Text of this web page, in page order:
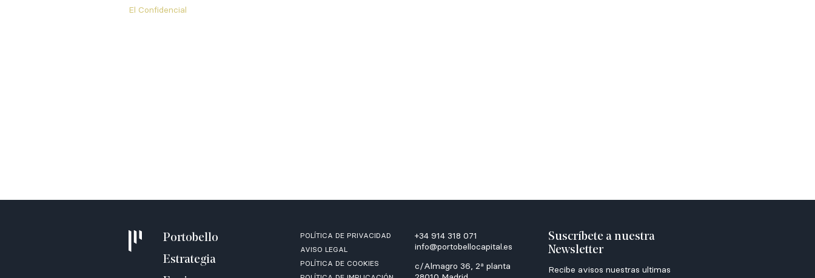
El Confidencial
Portobello
Estrategia
POLÍTICA DE PRIVACIDAD
AVISO LEGAL
POLÍTICA DE COOKIES
+34 914 318 071
info@portobellocapital.es
c/Almagro 36, 2ª planta
Suscríbete a nuestra
Newsletter
Recibe avisos nuestras ultimas